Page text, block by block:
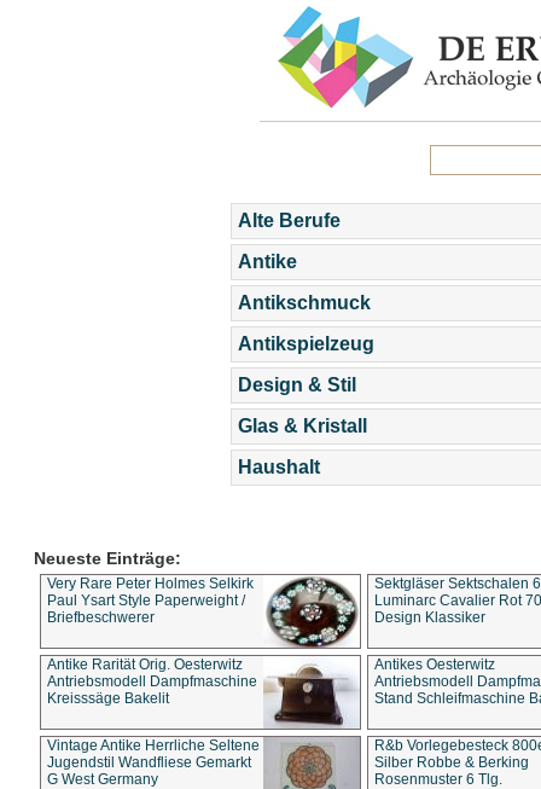
Alte Berufe
Antike
Antikschmuck
Antikspielzeug
Design & Stil
Glas & Kristall
Haushalt
Neueste Einträge:
Very Rare Peter Holmes Selkirk
Paul Ysart Style Paperweight /
Briefbeschwerer
Sektgläser Sektschalen
Luminarc Cavalier Rot
Design Klassiker
Antike Rarität Orig. Oesterwitz
Antriebsmodell Dampfmaschine
Kreisssäge Bakelit
Antikes Oesterwitz
Antriebsmodell
Stand Schleifmaschine
Vintage Antike Herrliche Seltene
Jugendstil Wandfliese Gemarkt
G West Germany
R&b Vorlegebesteck
Silber Robbe & Berking
Rosenmuster 6 Tlg.